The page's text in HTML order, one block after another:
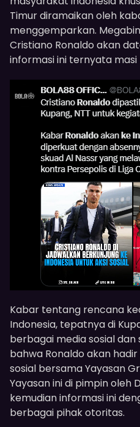
Timur diramaikan oleh
menggemparkan.
Cristiano Ronaldo akan
informasi ini ternyata masi
Kabar tentang rencana
Indonesia, tepatnya di
berbagai media sosial
bahwa Ronaldo akan
sosial bersama Yayasan
Yayasan ini di pimpin oleh
kemudian informasi ini
berbagai pihak otoritas.